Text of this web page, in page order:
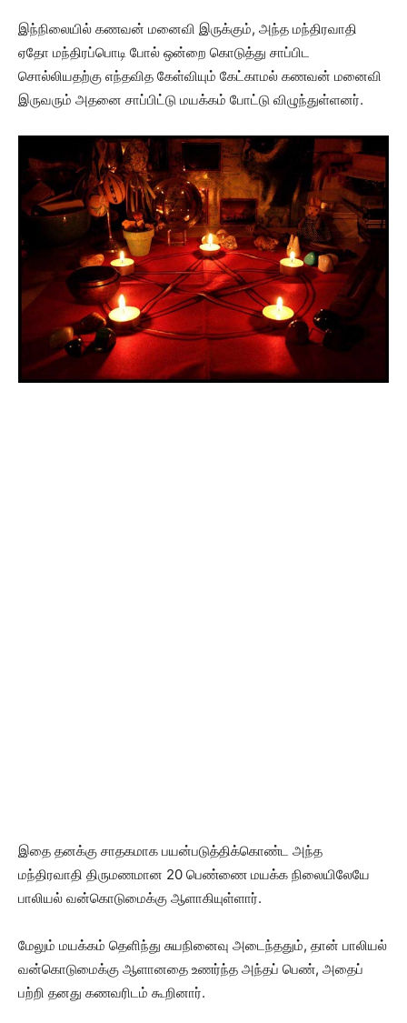
இந்நிலையில் கணவன் மனைவி இருக்கும், அந்த மந்திரவாதி
ஏதோ மந்திரப்பொடி போல் ஒன்றை கொடுத்து சாப்பிட
சொல்லியதற்கு எந்தவித கேள்வியும் கேட்காமல் கணவன் மனைவி
இருவரும் அதனை சாப்பிட்டு மயக்கம் போட்டு விழுந்துள்ளனர்.
இதை தனக்கு சாதகமாக பயன்படுத்திக்கொண்ட அந்த
மந்திரவாதி திருமணமான 20 பெண்ணை மயக்க நிலையிலேயே
பாலியல் வன்கொடுமைக்கு ஆளாகியுள்ளார்.
மேலும் மயக்கம் தெளிந்து சுயநினைவு அடைந்ததும், தான் பாலியல்
வன்கொடுமைக்கு ஆளானதை உணர்ந்த அந்தப் பெண், அதைப்
பற்றி தனது கணவரிடம் கூறினார்.